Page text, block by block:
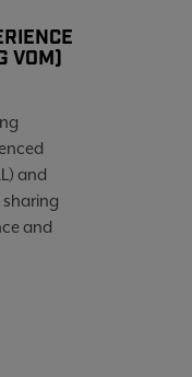
VOM)
and
sharing
and